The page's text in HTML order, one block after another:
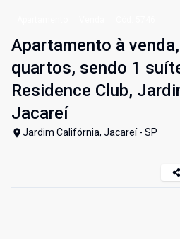
Apartamento à
quartos, sendo 1
Residence Club,
Jacareí
Jardim Califórnia, Jacareí - SP